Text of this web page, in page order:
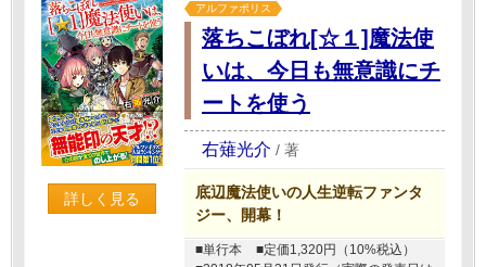
詳しく見る
アルファポリス
落ちこぼれ[☆１]魔法使
いは、今日も無意識にチ
ートを使う
右薙光介 / 著
底辺魔法使いの人生逆転ファンタ
ジー、開幕！
■単行本
■定価1,320円（10%税込）